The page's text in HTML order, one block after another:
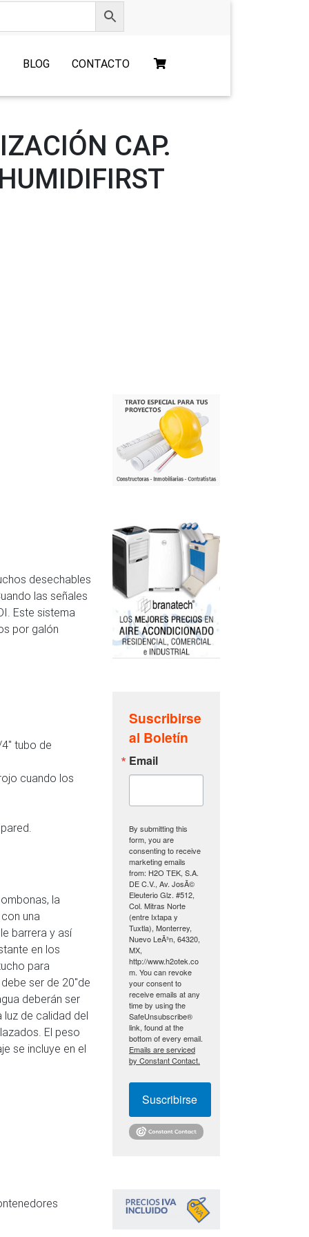
BLOG CONTACTO
CAP.
desechables
las señales
Este sistema
por galón
tubo de
cuando los
la
una
barrera y así
en los
para
ser de 20″de
deberán ser
luz de calidad del
El peso
se incluye en el
Suscribirse
al Boletín
Email
By submitting this
form, you are
consenting to receive
marketing emails
from: H2O TEK, S.A.
DE C.V., Av. JosÃ©
Eleuterio Glz. #512,
Col. Mitras Norte
(entre Ixtapa y
Tuxtla), Monterrey,
Nuevo LeÃ³n, 64320,
MX,
http://www.h2otek.co
m. You can revoke
your consent to
receive emails at any
time by using the
SafeUnsubscribe®
link, found at the
bottom of every email.
Emails are serviced
by Constant Contact.
Suscribirse